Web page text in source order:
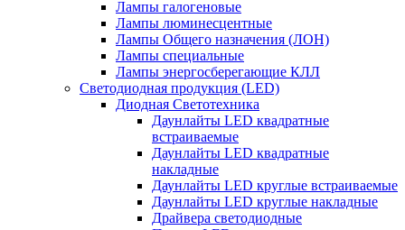
Лампы галогеновые
Лампы люминесцентные
Лампы Общего назначения (ЛОН)
Лампы специальные
Лампы энергосберегающие КЛЛ
Светодиодная продукция (LED)
Диодная Светотехника
Даунлайты LED квадратные
встраиваемые
Даунлайты LED квадратные
накладные
Даунлайты LED круглые встраиваемые
Даунлайты LED круглые накладные
Драйвера светодиодные